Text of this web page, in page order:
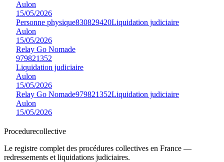
Aulon
15/05/2026
Personne physique830829420Liquidation judiciaire
Aulon
15/05/2026
Relay Go Nomade
979821352
Liquidation judiciaire
Aulon
15/05/2026
Relay Go Nomade979821352Liquidation judiciaire
Aulon
15/05/2026
Procedurecollective
Le registre complet des procédures collectives en France —
redressements et liquidations judiciaires.